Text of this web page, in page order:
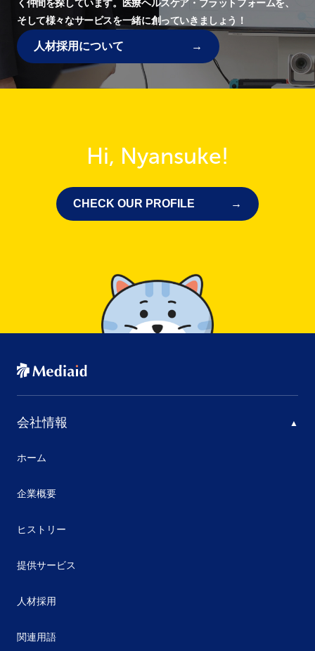
く仲間を探しています。
医療ヘルスケア・プラットフォームを、
そして様々なサービスを一緒に創っていきましょう！
人材採用について
Hi, Nyansuke!
CHECK OUR PROFILE
会社情報
ホーム
企業概要
ヒストリー
提供サービス
人材採用
関連用語